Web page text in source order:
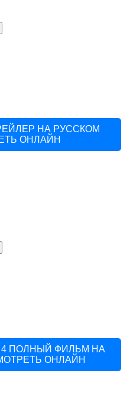
НА РУССКОМ
ОНЛАЙН
ПОЛНЫЙ ФИЛЬМ НА
ОНЛАЙН